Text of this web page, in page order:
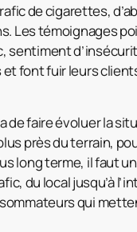
de cigarettes,
Les témoignages
sentiment
font fuir leurs
de faire évoluer la
près du terrain,
long terme, il faut
du local jusqu’à
qui